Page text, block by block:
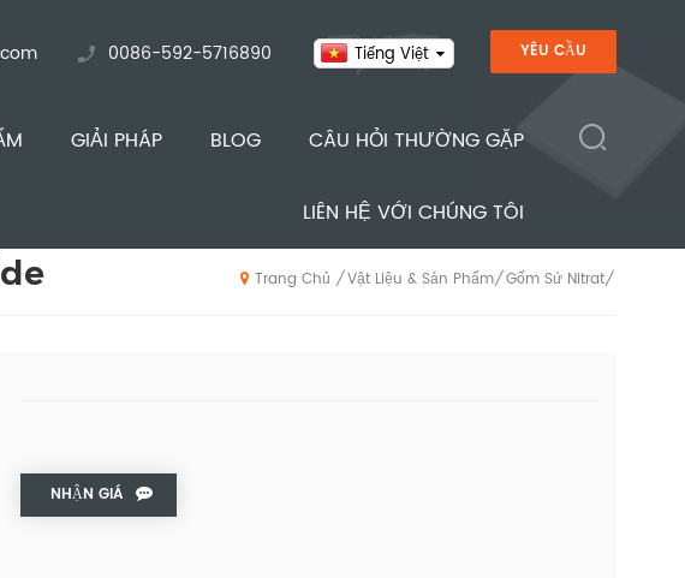
YÊU CẦU
Tiếng Việt
0086-592-5716890
GIẢI PHÁP BLOG CÂU HỎI THƯỜNG GẶP
LIÊN HỆ VỚI CHÚNG TÔI
Trang Chủ / Vật Liệu & Sản Phẩm/ Gốm Sứ Nitrat/
NHẬN GIÁ